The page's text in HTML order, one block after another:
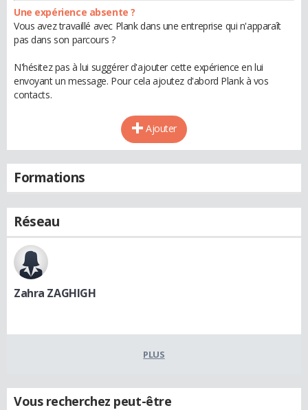
Une expérience absente ?
Vous avez travaillé avec Plank dans une entreprise qui n'apparaît
pas dans son parcours ?
N'hésitez pas à lui suggérer d'ajouter cette expérience en lui
envoyant un message. Pour cela ajoutez d'abord Plank à vos
contacts.
Ajouter
Formations
Réseau
Zahra ZAGHIGH
PLUS
Vous recherchez peut-être